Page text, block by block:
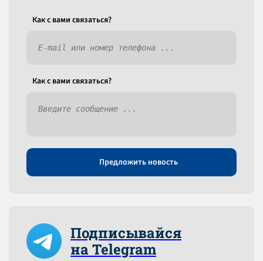
Как c вами связаться?
Как c вами связаться?
Предложить новость
Подписывайся
на Telegram